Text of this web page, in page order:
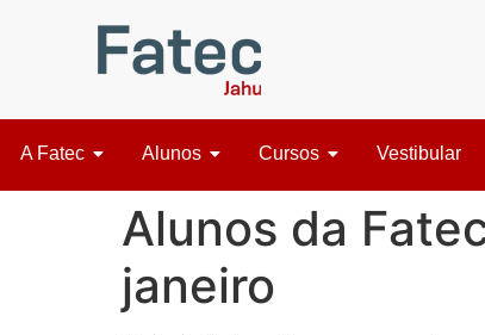
A Fatec Alunos Cursos Vestibular
Alunos da
janeiro